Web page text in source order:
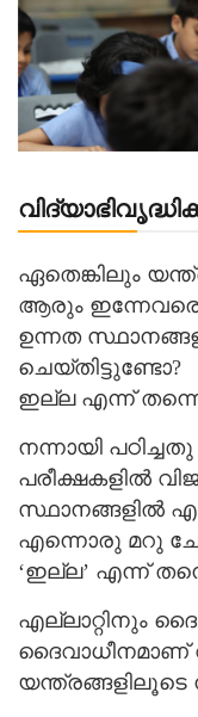
ഏതെങ്കിലും
ആരും ഇന്നേവരെ
ഉന്നത
ചെയ്തിട്ടുണ്ടോ?
ഇല്ല എന്ന്
നന്നായി
പരീക്ഷകളില്‍
സ്ഥാനങ്ങളില്‍
എന്നൊരു മറു
‘ഇല്ല’ എന്ന്
എല്ലാറ്റിനും
ദൈവാധീനമാണ്
യന്ത്രങ്ങളിലൂടെ